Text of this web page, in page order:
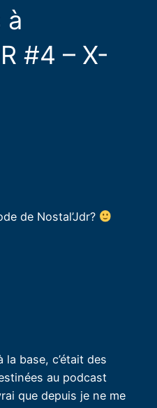
à
#4 – X-
de Nostal’Jdr?
la base, c’était des
au podcast
que depuis je ne me